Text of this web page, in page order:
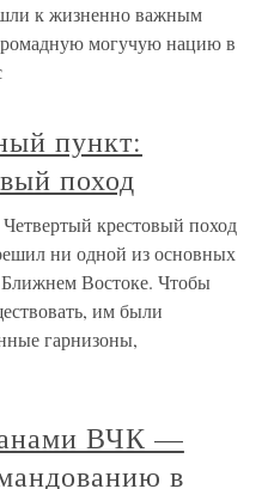
к жизненно важным
могучую нацию в
пункт:
поход
крестовый поход
ни одной из основных
Востоке. Чтобы
им были
гарнизоны,
ВЧК —
в